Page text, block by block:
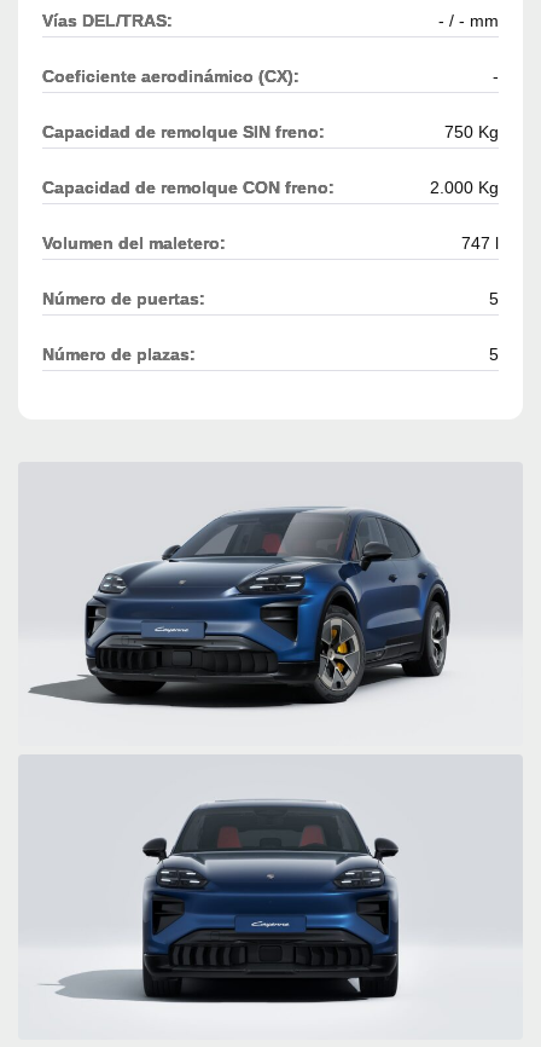
Vías DEL/TRAS: - / - mm
Coeficiente aerodinámico (CX): -
Capacidad de remolque SIN freno: 750 Kg
Capacidad de remolque CON freno: 2.000 Kg
Volumen del maletero: 747 l
Número de puertas: 5
Número de plazas: 5